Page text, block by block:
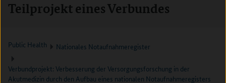
Teilprojekt eines Verbundes
Public Health Nationales Notaufnahmeregister
Verbundprojekt: Verbesserung der Versorgungsforschung in der
Akutmedizin durch den Aufbau eines nationalen Notaufnahmeregisters